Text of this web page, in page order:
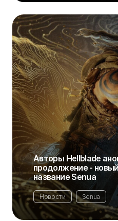
Авторы Hellblade
продолжение -
название Senua
Новости Senua